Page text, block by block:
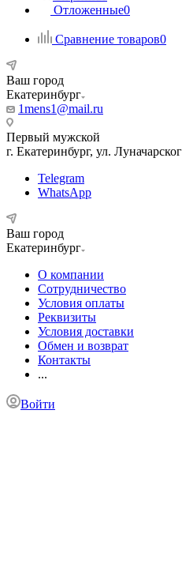
Отложенные0
Сравнение товаров0
Ваш город
Екатеринбург
1mens1@mail.ru
Первый мужской
г. Екатеринбург, ул.
Telegram
WhatsApp
Ваш город
Екатеринбург
О компании
Сотрудничество
Условия оплаты
Реквизиты
Условия доставки
Обмен и возврат
Контакты
...
Войти